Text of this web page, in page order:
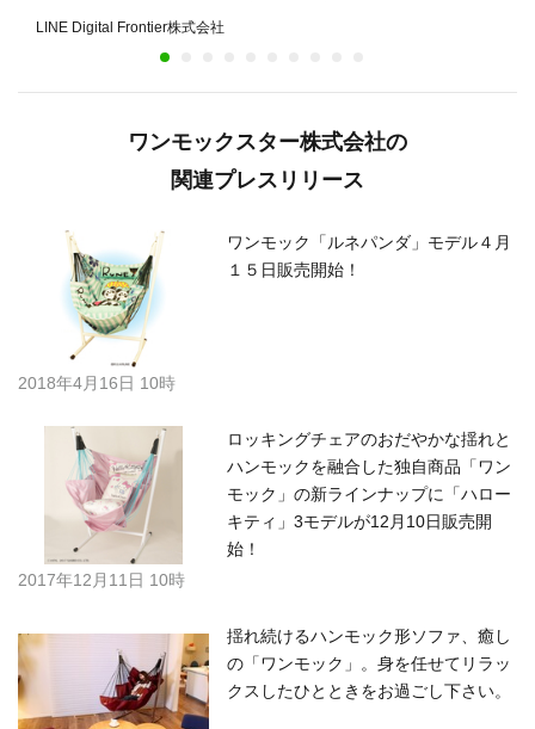
開催
LINE Digital Frontier株式会社
ワンモックスター株式会社の
関連プレスリリース
ワンモック「ルネパンダ」モデル４月
１５日販売開始！
2018年4月16日 10時
ロッキングチェアのおだやかな揺れと
ハンモックを融合した独自商品「ワン
モック」の新ラインナップに「ハロー
キティ」3モデルが12月10日販売開
始！
2017年12月11日 10時
揺れ続けるハンモック形ソファ、癒し
の「ワンモック」。身を任せてリラッ
クスしたひとときをお過ごし下さい。